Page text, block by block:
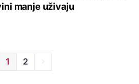
manje uživaju
1 2